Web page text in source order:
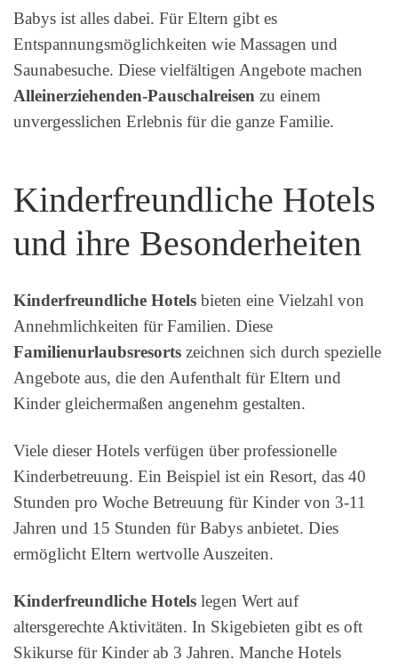
Babys ist alles dabei. Für Eltern gibt es
Entspannungsmöglichkeiten wie Massagen und
Saunabesuche. Diese vielfältigen Angebote machen
Alleinerziehenden-Pauschalreisen zu einem
unvergesslichen Erlebnis für die ganze Familie.
Kinderfreundliche Hotels
und ihre Besonderheiten
Kinderfreundliche Hotels bieten eine Vielzahl von
Annehmlichkeiten für Familien. Diese
Familienurlaubsresorts zeichnen sich durch spezielle
Angebote aus, die den Aufenthalt für Eltern und
Kinder gleichermaßen angenehm gestalten.
Viele dieser Hotels verfügen über professionelle
Kinderbetreuung. Ein Beispiel ist ein Resort, das 40
Stunden pro Woche Betreuung für Kinder von 3-11
Jahren und 15 Stunden für Babys anbietet. Dies
ermöglicht Eltern wertvolle Auszeiten.
Kinderfreundliche Hotels legen Wert auf
altersgerechte Aktivitäten. In Skigebieten gibt es oft
Skikurse für Kinder ab 3 Jahren. Manche Hotels